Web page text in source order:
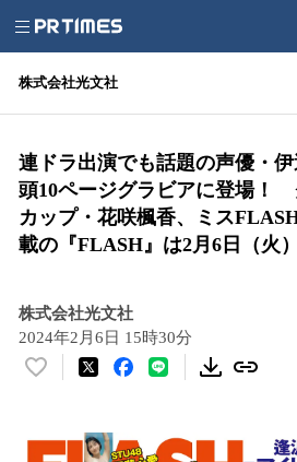
株式会社光文社
連ドラ出演でも話題の声優・
頭10ページグラビアに登場！
カップ・花咲楓香、ミス
載の『FLASH』は2月6日（火
株式会社光文社
2024年2月6日 15時30分
い
！